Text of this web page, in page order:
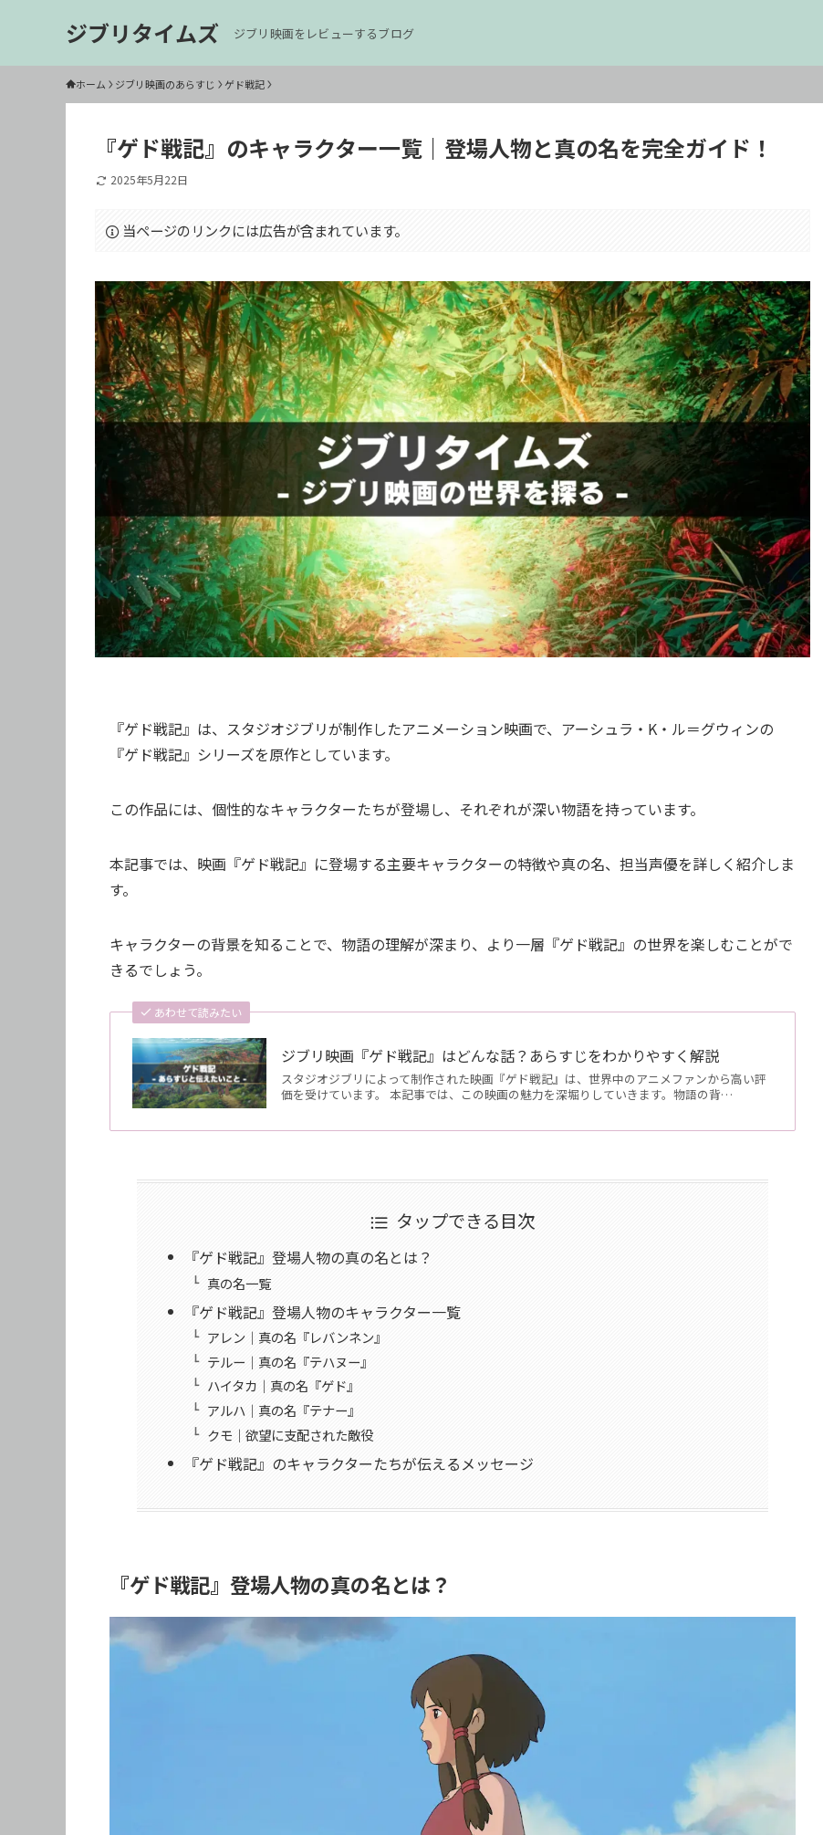
ジブリタイムズ ジブリ映画をレビューするブログ
ホーム ジブリ映画のあらすじ ゲド戦記
『ゲド戦記』のキャラクター一覧｜登場人物と真の名を完全ガイド！
2025年5月22日
当ページのリンクには広告が含まれています。
『ゲド戦記』は、スタジオジブリが制作したアニメーション映画で、アーシュラ・K・ル＝グウィンの
『ゲド戦記』シリーズを原作としています。
この作品には、個性的なキャラクターたちが登場し、それぞれが深い物語を持っています。
本記事では、映画『ゲド戦記』に登場する主要キャラクターの特徴や真の名、担当声優を詳しく紹介しま
す。
キャラクターの背景を知ることで、物語の理解が深まり、より一層『ゲド戦記』の世界を楽しむことがで
きるでしょう。
あわせて読みたい
ジブリ映画『ゲド戦記』はどんな話？あらすじをわかりやすく解説
スタジオジブリによって制作された映画『ゲド戦記』は、世界中のアニメファンから高い評
価を受けています。 本記事では、この映画の魅力を深堀りしていきます。物語の背…
タップできる目次
『ゲド戦記』登場人物の真の名とは？
真の名一覧
『ゲド戦記』登場人物のキャラクター一覧
アレン｜真の名『レバンネン』
テルー｜真の名『テハヌー』
ハイタカ｜真の名『ゲド』
アルハ｜真の名『テナー』
クモ｜欲望に支配された敵役
『ゲド戦記』のキャラクターたちが伝えるメッセージ
『ゲド戦記』登場人物の真の名とは？